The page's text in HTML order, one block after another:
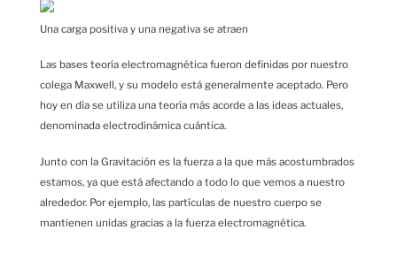
Una carga positiva y una negativa se atraen
Las bases teoría electromagnética fueron definidas por nuestro
colega Maxwell, y su modelo está generalmente aceptado. Pero
hoy en día se utiliza una teoría más acorde a las ideas actuales,
denominada electrodinámica cuántica.
Junto con la Gravitación es la fuerza a la que más acostumbrados
estamos, ya que está afectando a todo lo que vemos a nuestro
alrededor. Por ejemplo, las partículas de nuestro cuerpo se
mantienen unidas gracias a la fuerza electromagnética.